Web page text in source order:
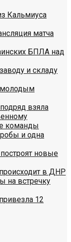
Кальмиуса
матча
БПЛА над
и складу
молодым
взяла
команды
и одна
новые
в ДНР
встречку
12